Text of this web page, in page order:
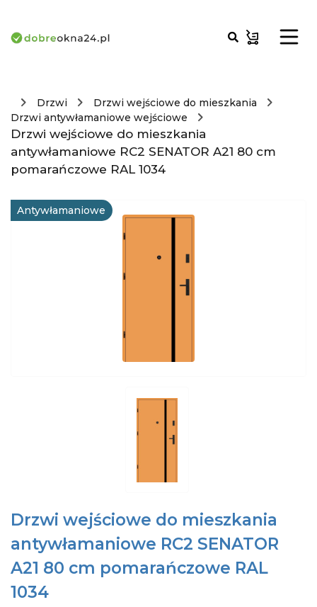
Drzwi
Drzwi wejściowe do mieszkania
Drzwi antywłamaniowe wejściowe
Drzwi wejściowe do mieszkania
antywłamaniowe RC2 SENATOR A21 80 cm
pomarańczowe RAL 1034
Antywłamaniowe
Drzwi wejściowe do mieszkania
antywłamaniowe RC2 SENATOR
A21 80 cm pomarańczowe RAL
1034